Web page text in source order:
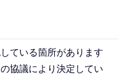
ている箇所があります
協議により決定してい